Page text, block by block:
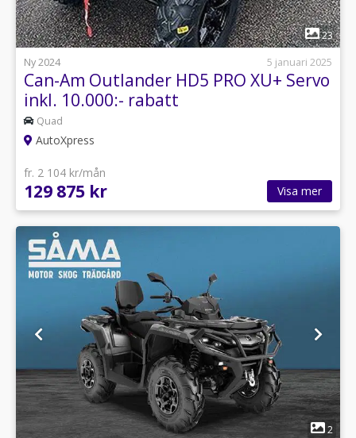
1
23
Ny 2024
5 januari 2025
Can-Am Outlander HD5 PRO XU+ Servo
inkl. 10.000:- rabatt
Quad
AutoXpress
fr. 2 104 kr/mån
129 875 kr Visa mer
1 2